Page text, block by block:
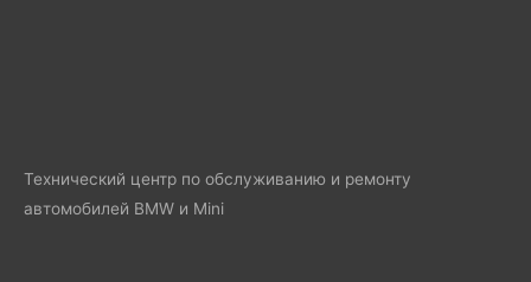
Технический центр по обслуживанию и ремонту
автомобилей BMW и Mini